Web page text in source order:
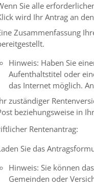
Sie alle
wird Ihr Antrag an
Zusammenfassung
Hinweis: Haben Sie
Aufenthaltstitel oder
das Internet möglich.
zuständiger
beziehungsweise in
Rentenantrag:
Sie das
Hinweis: Sie können
Gemeinden oder